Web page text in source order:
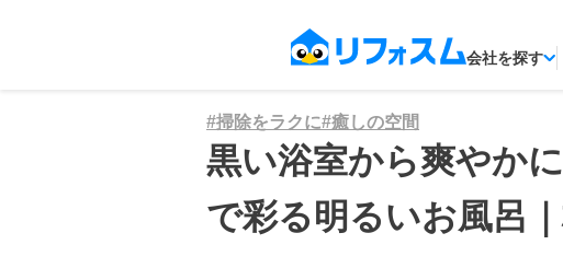
会社を探す
#掃除をラクに#癒しの空間
黒い浴室から爽やか
で彩る明るいお風呂